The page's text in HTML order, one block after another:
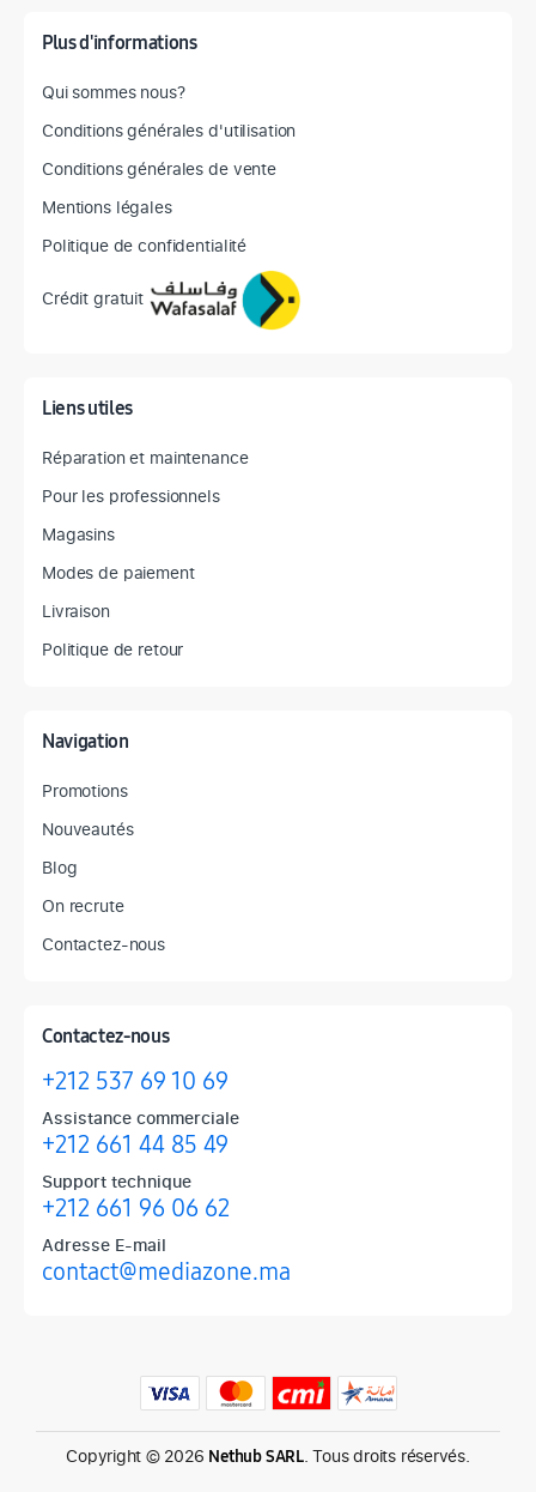
Plus d'informations
Qui sommes nous?
Conditions générales d'utilisation
Conditions générales de vente
Mentions légales
Politique de confidentialité
Crédit gratuit
Liens utiles
Réparation et maintenance
Pour les professionnels
Magasins
Modes de paiement
Livraison
Politique de retour
Navigation
Promotions
Nouveautés
Blog
On recrute
Contactez-nous
Contactez-nous
+212 537 69 10 69
Assistance commerciale
+212 661 44 85 49
Support technique
+212 661 96 06 62
Adresse E-mail
contact@mediazone.ma
Produits phares chez Mediazone
Retrouvez chez Mediazone les références incontournables :
Copyright © 2026 Nethub SARL. Tous droits réservés.